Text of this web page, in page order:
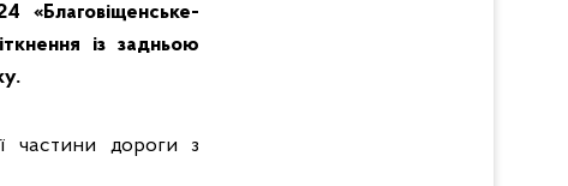
із задньою
частини дороги з